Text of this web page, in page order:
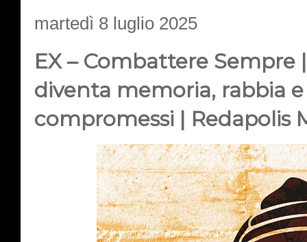
martedì 8 luglio 2025
EX – Combattere Sempre
diventa memoria, rabbia
compromessi | Redapolis